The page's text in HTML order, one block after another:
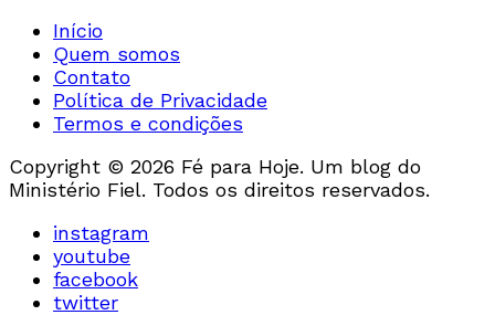
Início
Quem somos
Contato
Política de Privacidade
Termos e condições
Copyright © 2026 Fé para Hoje. Um blog do
Ministério Fiel. Todos os direitos reservados.
instagram
youtube
facebook
twitter